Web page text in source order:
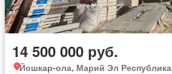
14 500 000 руб.
Йошкар-ола, Марий Эл Республика